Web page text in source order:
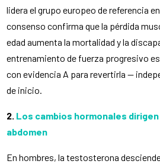
lidera el grupo europeo de referencia
consenso confirma que la pérdida
edad aumenta la mortalidad y la
entrenamiento de fuerza progresivo
con evidencia A para revertirla —
de inicio.
2. Los cambios hormonales
abdomen
En hombres, la testosterona